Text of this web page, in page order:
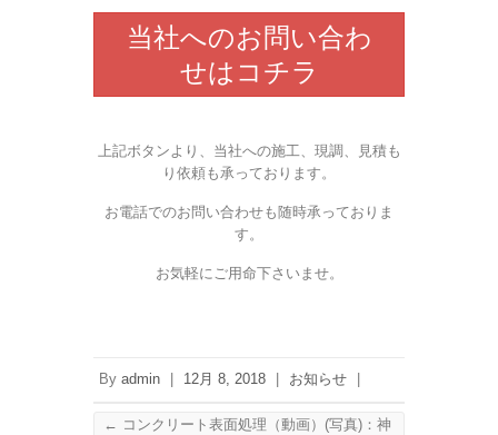
当社へのお問い合わ
せはコチラ
上記ボタンより、当社への施工、現調、見積も
り依頼も承っております。
お電話でのお問い合わせも随時承っておりま
す。
お気軽にご用命下さいませ。
By admin 12月 8, 2018 お知らせ
← コンクリート表面処理（動画）(写真)：神